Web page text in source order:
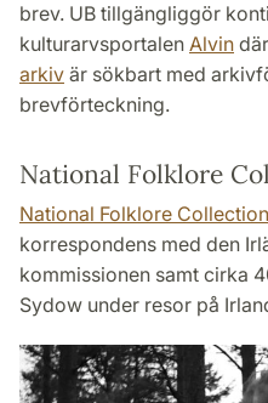
brev. UB tillgängliggör
kulturarvsportalen Alvin där
arkiv är sökbart med
brevförteckning.
National Folklore
National Folklore Collection
korrespondens med den
kommissionen samt cirka
Sydow under resor på